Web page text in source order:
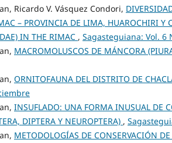
Ricardo V. Vásquez Condori,
– PROVINCIA DE LIMA, HUAROCHIRI Y
IN THE RIMAC , Sagasteguiana: Vol. 6
MACROMOLUSCOS DE MÁNCORA
ORNITOFAUNA DEL DISTRITO DE
INSUFLADO: UNA FORMA INUSUAL DE
DIPTERA Y NEUROPTERA) ,
METODOLOGÍAS DE CONSERVACIÓN